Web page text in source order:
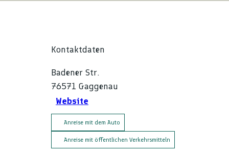
Kontaktdaten
Badener Str.
76571 Gaggenau
Website
Anreise mit dem Auto
Anreise mit öffentlichen Verkehrsmitteln